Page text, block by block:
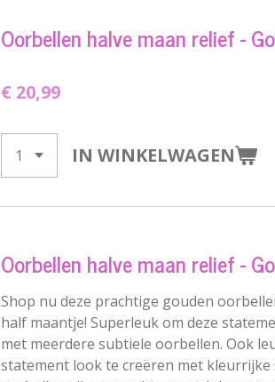
Oorbellen halve maan relief -
€ 20,99
IN WINKELWAGEN
Oorbellen halve maan relief -
Shop nu deze prachtige gouden
half maantje! Superleuk om deze
met meerdere subtiele oorbellen. Ook
statement look te creëren met kleurrijke